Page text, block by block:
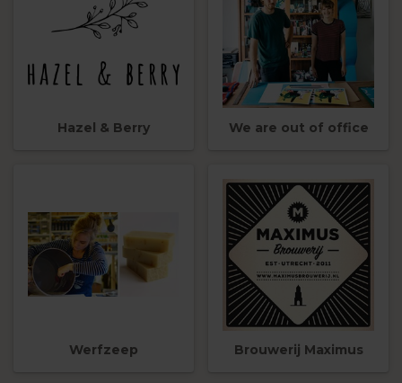
Hazel & Berry We are out of office
Werfzeep Brouwerij Maximus